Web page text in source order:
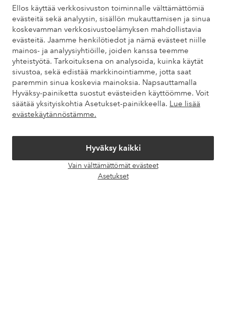
Ellos käyttää verkkosivuston toiminnalle välttämättömiä
evästeitä sekä analyysin, sisällön mukauttamisen ja sinua
koskevamman verkkosivustoelämyksen mahdollistavia
evästeitä. Jaamme henkilötiedot ja nämä evästeet niille
mainos- ja analyysiyhtiöille, joiden kanssa teemme
yhteistyötä. Tarkoituksena on analysoida, kuinka käytät
sivustoa, sekä edistää markkinointiamme, jotta saat
paremmin sinua koskevia mainoksia. Napsauttamalla
Hyväksy-painiketta suostut evästeiden käyttöömme. Voit
säätää yksityiskohtia Asetukset-painikkeella. Lue lisää
evästekäytännöstämme.
Hyväksy kaikki
Vain välttämättömät evästeet
Asetukset
Löydät vastaukset useimmin kysyttyihin kysymyksiin usein
kysytyistä kysymyksistä. Löydät myös tietoa siitä, miten voit ottaa
meihin yhteyttä.
Asiakaspalvelu Tilaukset Maksutavat
Omat sivut